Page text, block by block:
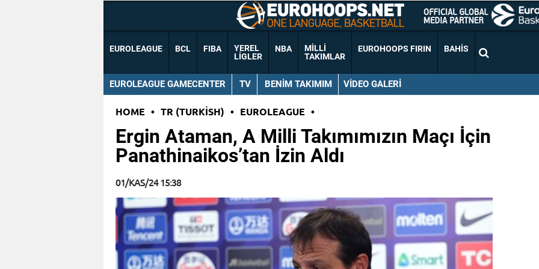
EUROLEAGUE BCL FIBA
YEREL
LIGLER
NBA
MILLI
TAKIMLAR
EUROHOOPS FIRIN BAHIS
EUROLEAGUE GAMECENTER TV BENIM TAKIMIM VIDEO GALERI
HOME • TR (TURKISH) • EUROLEAGUE •
Ergin Ataman, A Milli Takımımızın Maçı İçin
Panathinaikos’tan İzin Aldı
01/KAS/24 15:38